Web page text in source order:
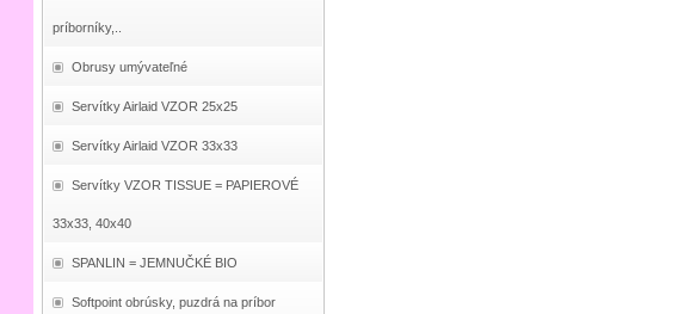
príborníky,..
Obrusy umývateľné
Servítky Airlaid VZOR 25x25
Servítky Airlaid VZOR 33x33
Servítky VZOR TISSUE = PAPIEROVÉ
33x33, 40x40
SPANLIN = JEMNUČKÉ BIO
Softpoint obrúsky, puzdrá na príbor